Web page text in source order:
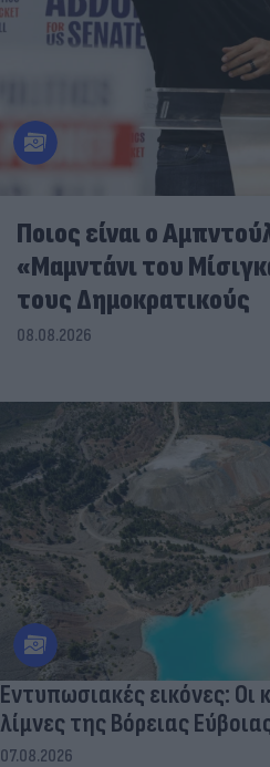
Ποιος είναι ο
«Μαμντάνι του
τους Δημοκρατικούς
08.08.2026
Εντυπωσιακές εικόνες: Οι
λίμνες της Βόρειας
07.08.2026